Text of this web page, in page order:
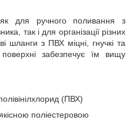
для ручного поливання з
так і для організації різних
шланги з ПВХ міцні, гнучкі та
поверхні забезпечує їм вищу
(ПВХ)
поліестеровою